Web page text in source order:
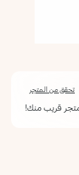
تحقق من المتجر
قريب منك!